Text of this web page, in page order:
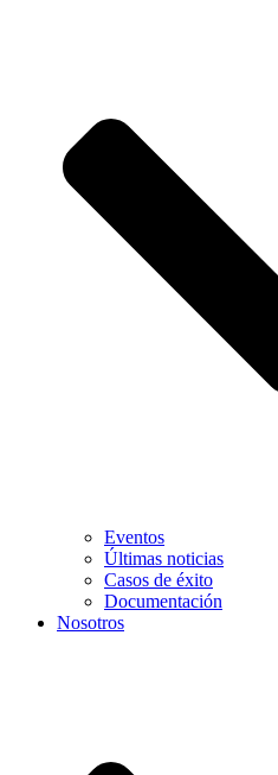
Eventos
Últimas noticias
Casos de éxito
Documentación
Nosotros